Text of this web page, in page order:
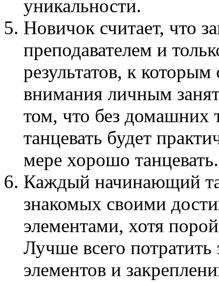
уникальности.
Новичок считает, что
преподавателем и
результатов, к
внимания личным
том, что без домашних
танцевать будет
мере хорошо танцевать.
Каждый начинающий
знакомых своими
элементами, хотя
Лучше всего
элементов и